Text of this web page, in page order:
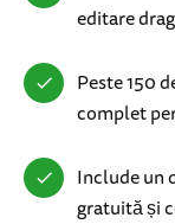
editare
Peste 150
complet
Include un
gratuită și